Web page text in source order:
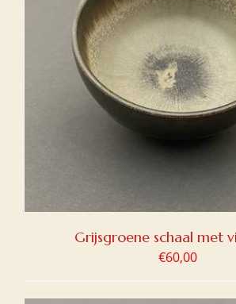
Grijsgroene schaal met
€60,00